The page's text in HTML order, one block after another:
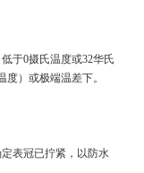
于0摄氏温度或32华氏
度）或极端温差下。
表冠已拧紧，以防水